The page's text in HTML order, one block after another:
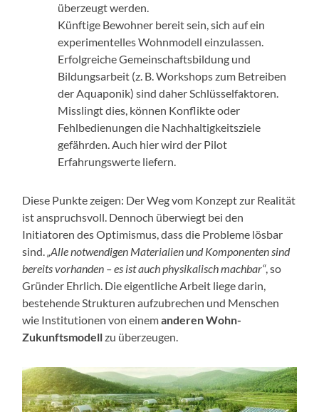
überzeugt werden.
Künftige Bewohner bereit sein, sich auf ein
experimentelles Wohnmodell einzulassen.
Erfolgreiche Gemeinschaftsbildung und
Bildungsarbeit (z. B. Workshops zum Betreiben
der Aquaponik) sind daher Schlüsselfaktoren.
Misslingt dies, können Konflikte oder
Fehlbedienungen die Nachhaltigkeitsziele
gefährden. Auch hier wird der Pilot
Erfahrungswerte liefern.
Diese Punkte zeigen: Der Weg vom Konzept zur Realität
ist anspruchsvoll. Dennoch überwiegt bei den
Initiatoren des Optimismus, dass die Probleme lösbar
sind.„Alle notwendigen Materialien und Komponenten sind
bereits vorhanden – es ist auch physikalisch machbar“, so
Gründer Ehrlich. Die eigentliche Arbeit liege darin,
bestehende Strukturen aufzubrechen und Menschen
wie Institutionen von einemanderen Wohn-
Zukunftsmodellzu überzeugen.